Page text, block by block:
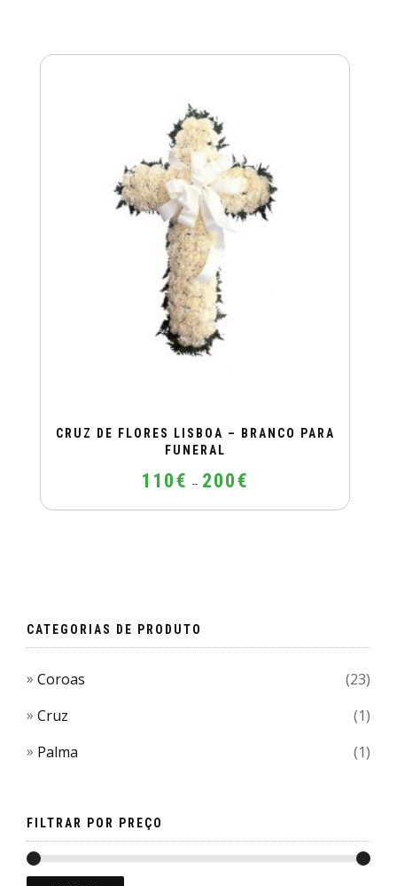
CRUZ DE FLORES LISBOA – BRANCO PARA
FUNERAL
110€ – 200€
110€
The
options
CATEGORIAS DE PRODUTO
Coroas
(23)
Cruz
(1)
Palma
(1)
FILTRAR POR PREÇO